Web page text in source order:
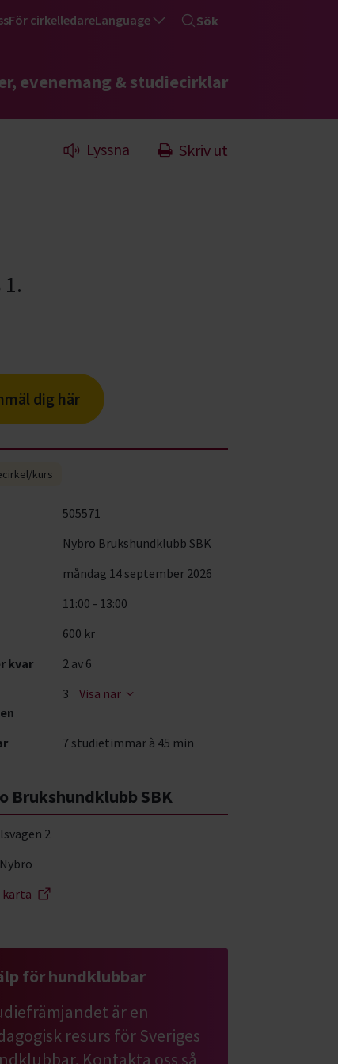
För cirkelledareLanguage Sök
evenemang & studiecirklar
Lyssna Skriv ut
dig här
kurs
505571
Nybro Brukshundklubb SBK
måndag 14 september 2026
11:00 - 13:00
600 kr
kvar
2 av 6
3 Visa när
7 studietimmar à 45 min
Brukshundklubb SBK
2
karta
för hundklubbar
är en
resurs för Sveriges
Kontakta oss så